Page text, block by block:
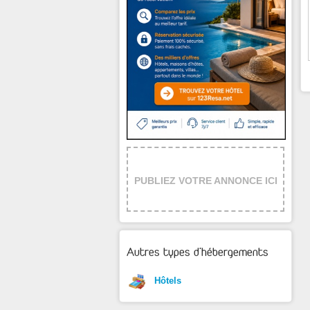
PUBLIEZ VOTRE ANNONCE ICI
Autres types d'hébergements
Hôtels